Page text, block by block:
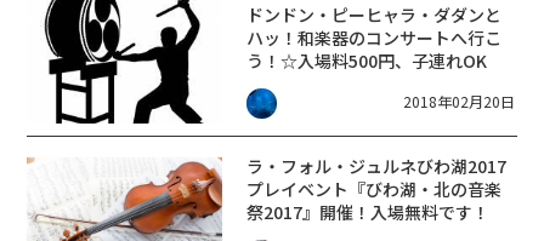
ドンドン・ピーヒャラ・ダダンと
ハッ！和楽器のコンサートへ行こ
う！☆入場料500円、子連れOK
2018年02月20日
ラ・フォル・ジュルネびわ湖2017
プレイベント『びわ湖・北の音楽
祭2017』開催！入場無料です！